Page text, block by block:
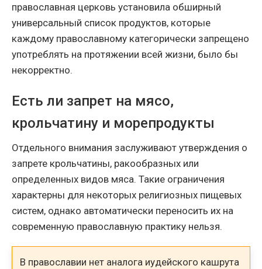
православная церковь установила обширный
универсальный список продуктов, которые
каждому православному категорически запрещено
употреблять на протяжении всей жизни, было бы
некорректно.
Есть ли запрет на мясо,
крольчатину и морепродукты
Отдельного внимания заслуживают утверждения о
запрете крольчатины, ракообразных или
определенных видов мяса. Такие ограничения
характерны для некоторых религиозных пищевых
систем, однако автоматически переносить их на
современную православную практику нельзя.
В православии нет аналога иудейского кашрута